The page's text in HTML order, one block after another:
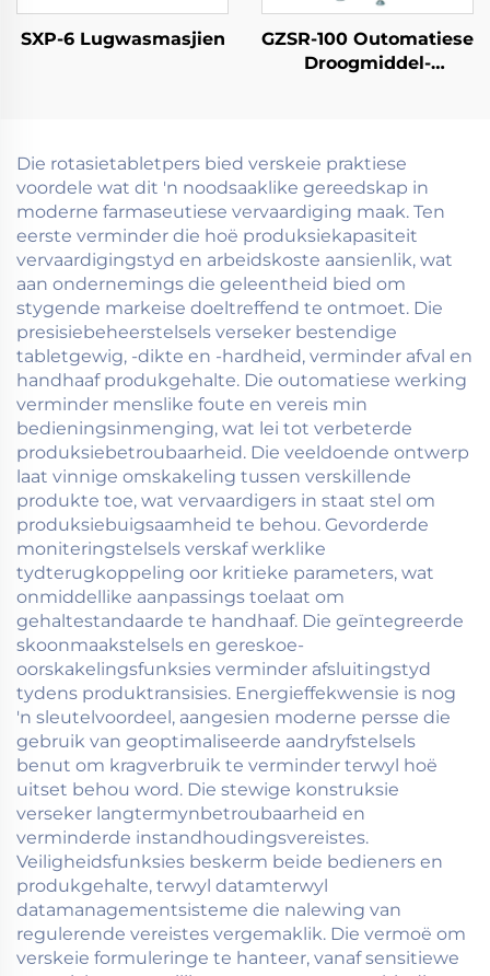
SXP-6 Lugwasmasjien
GZSR-100 Outomatiese
Droogmiddel-
Die rotasietabletpers bied verskeie praktiese
voordele wat dit 'n noodsaaklike gereedskap in
moderne farmaseutiese vervaardiging maak. Ten
eerste verminder die hoë produksiekapasiteit
vervaardigingstyd en arbeidskoste aansienlik, wat
aan ondernemings die geleentheid bied om
stygende markeise doeltreffend te ontmoet. Die
presisiebeheerstelsels verseker bestendige
tabletgewig, -dikte en -hardheid, verminder afval en
handhaaf produkgehalte. Die outomatiese werking
verminder menslike foute en vereis min
bedieningsinmenging, wat lei tot verbeterde
produksiebetroubaarheid. Die veeldoende ontwerp
laat vinnige omskakeling tussen verskillende
produkte toe, wat vervaardigers in staat stel om
produksiebuigsaamheid te behou. Gevorderde
moniteringstelsels verskaf werklike
tydterugkoppeling oor kritieke parameters, wat
onmiddellike aanpassings toelaat om
gehaltestandaarde te handhaaf. Die geïntegreerde
skoonmaakstelsels en gereskoe-
oorskakelingsfunksies verminder afsluitingstyd
tydens produktransisies. Energieffekwensie is nog
'n sleutelvoordeel, aangesien moderne persse die
gebruik van geoptimaliseerde aandryfstelsels
benut om kragverbruik te verminder terwyl hoë
uitset behou word. Die stewige konstruksie
verseker langtermynbetroubaarheid en
verminderde instandhoudingsvereistes.
Veiligheidsfunksies beskerm beide bedieners en
produkgehalte, terwyl datamterwyl
datamanagementsisteme die nalewing van
regulerende vereistes vergemaklik. Die vermoë om
verskeie formuleringe te hanteer, vanaf sensitiewe